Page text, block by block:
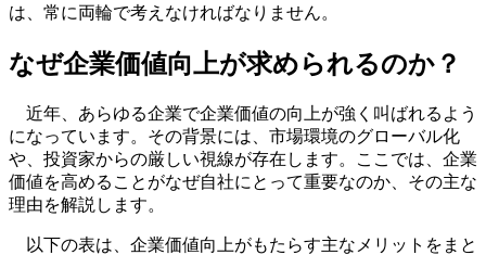
は、常に両輪で考えなければなりません。
なぜ企業価値向上が求められるのか？
近年、あらゆる企業で企業価値の向上が強く叫ばれるよう
になっています。その背景には、市場環境のグローバル化
や、投資家からの厳しい視線が存在します。ここでは、企業
価値を高めることがなぜ自社にとって重要なのか、その主な
理由を解説します。
以下の表は、企業価値向上がもたらす主なメリットをまと